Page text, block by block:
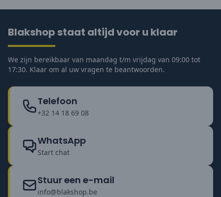
Blakshop staat altijd voor u klaar
We zijn bereikbaar van maandag t/m vrijdag van 09:00 tot
17:30. Klaar om al uw vragen te beantwoorden.
Telefoon
+32 14 18 69 08
WhatsApp
Start chat
Stuur een e-mail
info@blakshop.be